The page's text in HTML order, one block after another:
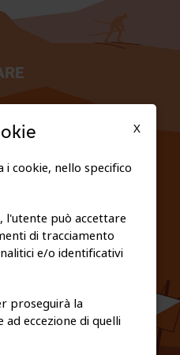
POLICY
X
cookie, nello specifico
l'utente può accettare
di tracciamento
e/o identificativi
proseguirà la
ad eccezione di quelli